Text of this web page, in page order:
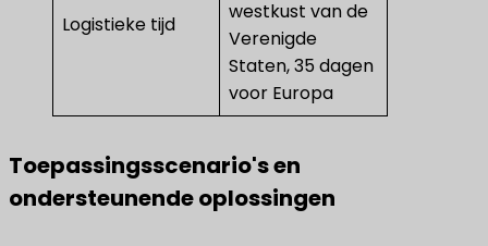
Logistieke tijd
westkust van de
Verenigde
Staten, 35 dagen
voor Europa
Toepassingsscenario's en
ondersteunende oplossingen